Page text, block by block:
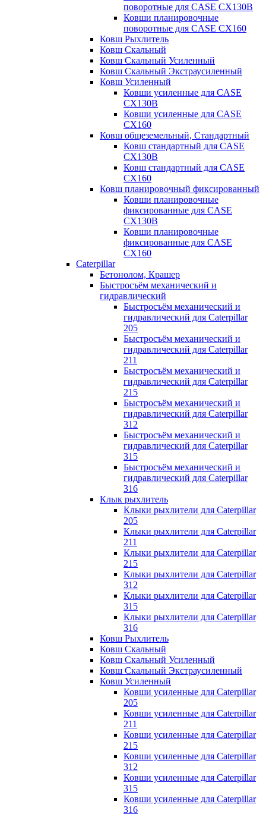
поворотные для CASE CX130B
Ковши планировочные
поворотные для CASE CX160
Ковш Рыхлитель
Ковш Скальный
Ковш Скальный Усиленный
Ковш Скальный Экстраусиленный
Ковш Усиленный
Ковши усиленные для CASE
CX130B
Ковши усиленные для CASE
CX160
Ковш общеземельный, Стандартный
Ковш стандартный для CASE
CX130B
Ковш стандартный для CASE
CX160
Ковш планировочный фиксированный
Ковши планировочные
фиксированные для CASE
CX130B
Ковши планировочные
фиксированные для CASE
CX160
Caterpillar
Бетонолом, Крашер
Быстросъём механический и
гидравлический
Быстросъём механический и
гидравлический для Caterpillar
205
Быстросъём механический и
гидравлический для Caterpillar
211
Быстросъём механический и
гидравлический для Caterpillar
215
Быстросъём механический и
гидравлический для Caterpillar
312
Быстросъём механический и
гидравлический для Caterpillar
315
Быстросъём механический и
гидравлический для Caterpillar
316
Клык рыхлитель
Клыки рыхлители для Caterpillar
205
Клыки рыхлители для Caterpillar
211
Клыки рыхлители для Caterpillar
215
Клыки рыхлители для Caterpillar
312
Клыки рыхлители для Caterpillar
315
Клыки рыхлители для Caterpillar
316
Ковш Рыхлитель
Ковш Скальный
Ковш Скальный Усиленный
Ковш Скальный Экстраусиленный
Ковш Усиленный
Ковши усиленные для Caterpillar
205
Ковши усиленные для Caterpillar
211
Ковши усиленные для Caterpillar
215
Ковши усиленные для Caterpillar
312
Ковши усиленные для Caterpillar
315
Ковши усиленные для Caterpillar
316